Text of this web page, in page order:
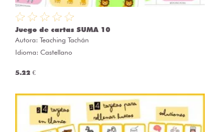
Juego de cartas SUMA 10
Autora: Teaching Tachán
Idioma: Castellano
5.22 €